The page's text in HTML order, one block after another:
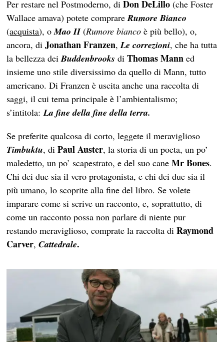
Per restare nel Postmoderno, diDon DeLillo(che Foster
Wallace amava) potete comprareRumore Bianco
(acquista),oMao II (Rumore bianco è più bello), o,
ancora, diJonathan Franzen,Le correzioni, che ha tutta
la bellezza deiBuddenbrooks diThomas Manned
insieme uno stile diversissimo da quello di Mann, tutto
americano. Di Franzen è uscita anche una raccolta di
saggi, il cui tema principale è l’ambientalismo;
s’intitola:La fine della fine della terra.
Se preferite qualcosa di corto, leggete il meraviglioso
Timbuktu, diPaul Auster, la storia di un poeta, un po’
maledetto, un po’ scapestrato, e del suo caneMr Bones.
Chi dei due sia il vero protagonista, e chi dei due sia il
più umano, lo scoprite alla fine del libro. Se volete
imparare come si scrive un racconto, e, soprattutto, di
come un racconto possa non parlare di niente pur
restando meraviglioso, comprate la raccolta diRaymond
Carver,Cattedrale.